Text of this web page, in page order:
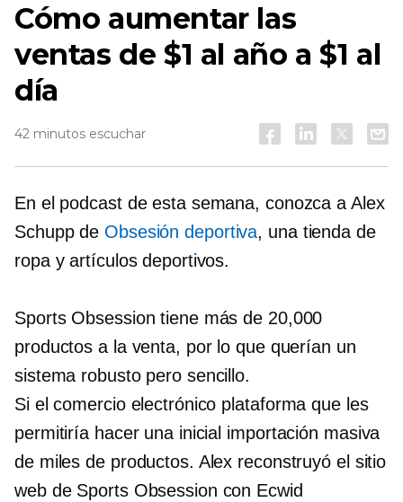
Cómo aumentar las
ventas de $1 al año a $1 al
día
42 minutos escuchar
En el podcast de esta semana, conozca a Alex
Schupp de Obsesión deportiva, una tienda de
ropa y artículos deportivos.
Sports Obsession tiene más de 20,000
productos a la venta, por lo que querían un
sistema robusto pero sencillo.
Si el comercio electrónico plataforma que les
permitiría hacer una inicial importación masiva
de miles de productos. Alex reconstruyó el sitio
web de Sports Obsession con Ecwid